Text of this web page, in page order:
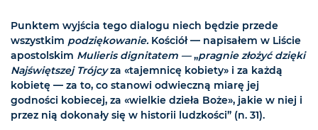
Punktem wyjścia tego dialogu niech będzie przede
wszystkim podziękowanie.Kościół — napisałem w Liście
apostolskim Mulieris dignitatem —„pragnie złożyć dzięki
Najświętszej Trójcyza «tajemnicę kobiety» i za każdą
kobietę — za to, co stanowi odwieczną miarę jej
godności kobiecej, za «wielkie dzieła Boże», jakie w niej i
przez nią dokonały się w historii ludzkości” (n. 31).